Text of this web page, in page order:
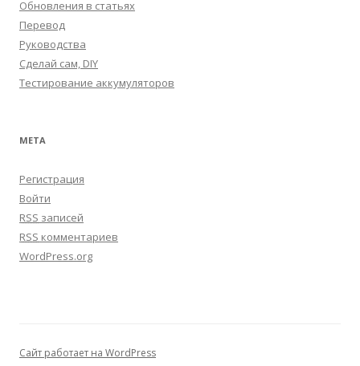
Обновления в статьях
Перевод
Руководства
Сделай сам, DIY
Тестирование аккумуляторов
МЕТА
Регистрация
Войти
RSS записей
RSS комментариев
WordPress.org
Сайт работает на WordPress